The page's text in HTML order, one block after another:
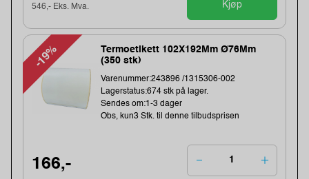
546,- Eks. Mva. Kjøp
-19%
Termoetikett 102X192Mm Ø76Mm
(350 stk)
Varenummer:243896 /1315306-002
Lagerstatus:674 stk på lager.
Sendes om:1-3 dager
Obs, kun3 Stk. til denne tilbudsprisen
166,-